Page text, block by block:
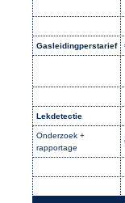
Gasleidingperstarief
Lekdetectie
Onderzoek +
rapportage